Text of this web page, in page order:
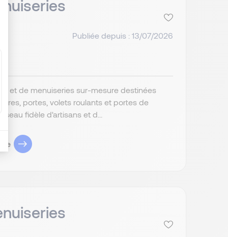
Publiée depuis : 13/07/2026
et de menuiseries sur-mesure destinées
portes, volets roulants et portes de
fidèle d'artisans et d...